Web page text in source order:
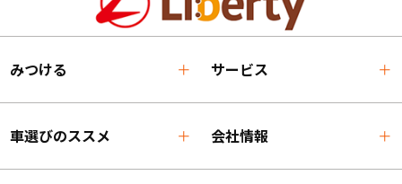
みつける サービス
車選びのススメ 会社情報